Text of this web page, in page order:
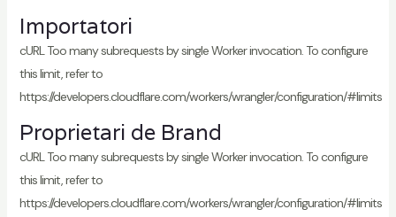
Importatori
cURL Too many subrequests by single Worker invocation. To configure
this limit, refer to
https://developers.cloudflare.com/workers/wrangler/configuration/#limits
Proprietari de Brand
cURL Too many subrequests by single Worker invocation. To configure
this limit, refer to
https://developers.cloudflare.com/workers/wrangler/configuration/#limits